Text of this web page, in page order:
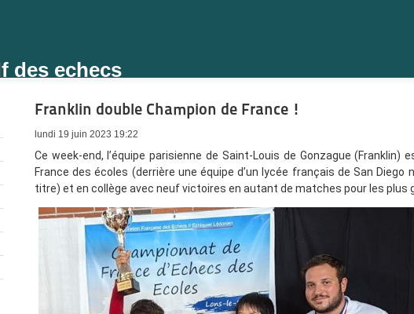
des echecs
Franklin double Champion de France !
lundi 19 juin 2023 19:22
Ce week-end, l’équipe parisienne de Saint-Louis de Gonzague (Franklin)
France des écoles (derrière une équipe d’un lycée français de San Diego
titre) et en collège avec neuf victoires en autant de matches pour les plus